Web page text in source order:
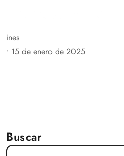
ines
• 15 de enero de 2025
Buscar